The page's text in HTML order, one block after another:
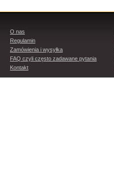
O nas
Regulamin
Zamówienia i wysyłka
FAQ czyli często zadawane pytania
Kontakt